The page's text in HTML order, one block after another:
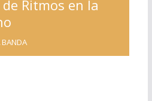
Ritmos en la
BANDA